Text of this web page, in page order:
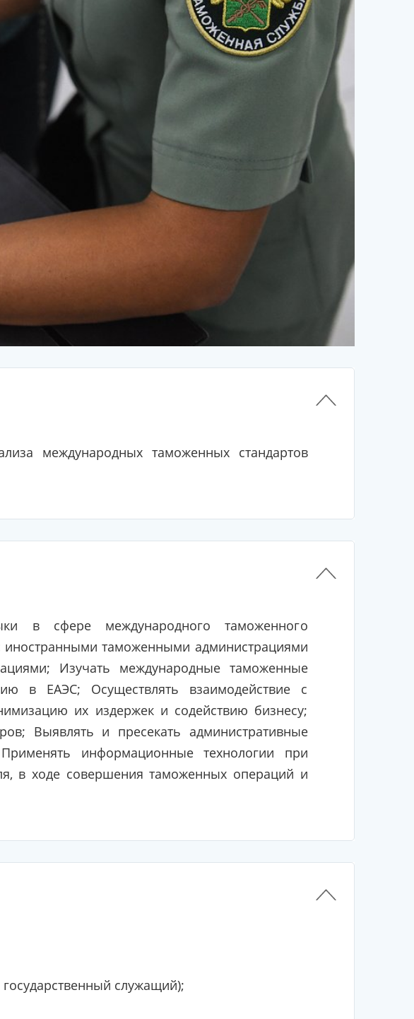
международных таможенных стандартов
в сфере международного таможенного
иностранными таможенными администрациями
Изучать международные таможенные
в ЕАЭС; Осуществлять взаимодействие с
их издержек и содействию бизнесу;
Выявлять и пресекать административные
информационные технологии при
в ходе совершения таможенных операций и
служащий);